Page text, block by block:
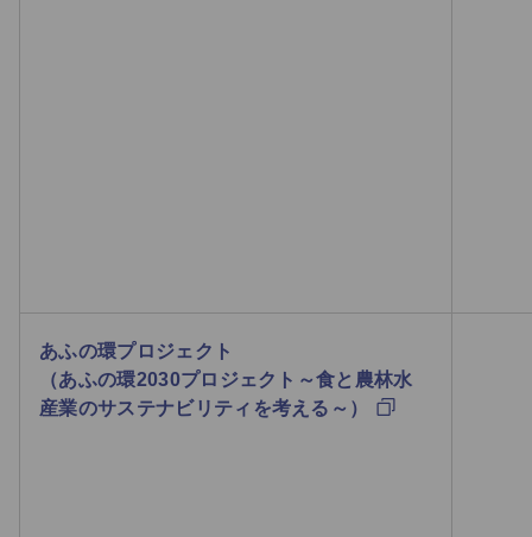
あふの環プロジェクト
（あふの環2030プロジェクト～食と農林水
産業のサステナビリティを考える～）